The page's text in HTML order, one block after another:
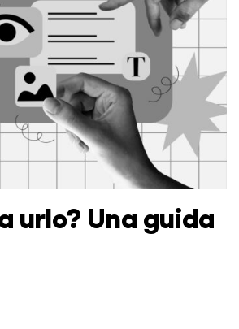
urlo? Una guida